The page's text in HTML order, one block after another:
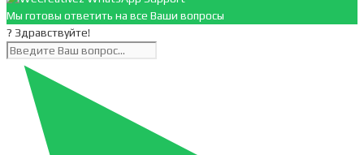
Мы готовы ответить на все Ваши вопросы
? Здравствуйте!